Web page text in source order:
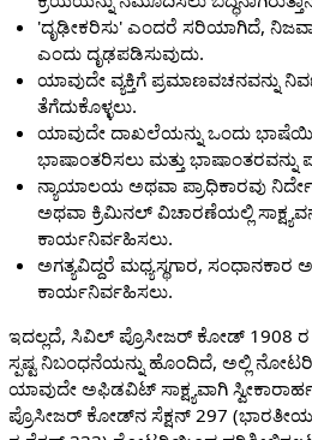
'ದೃಢೀಕರಿಸು' ಎಂದರೆ ಸರಿಯಾಗಿದೆ,
ಎಂದು ದೃಢಪಡಿಸುವುದು.
ಯಾವುದೇ ವ್ಯಕ್ತಿಗೆ
ತೆಗೆದುಕೊಳ್ಳಲು.
ಯಾವುದೇ ದಾಖಲೆಯನ್ನು ಒಂದು
ಭಾಷಾಂತರಿಸಲು ಮತ್ತು ಭಾಷಾಂತರವನ್ನು
ನ್ಯಾಯಾಲಯ ಅಥವಾ ಪ್ರಾಧಿಕಾರವು
ಅಥವಾ ಕ್ರಿಮಿನಲ್ ವಿಚಾರಣೆಯಲ್ಲಿ
ಕಾರ್ಯನಿರ್ವಹಿಸಲು.
ಅಗತ್ಯವಿದ್ದರೆ ಮಧ್ಯಸ್ಥಗಾರ, ಸಂಧಾನಕಾರ
ಕಾರ್ಯನಿರ್ವಹಿಸಲು.
ಇದಲ್ಲದೆ, ಸಿವಿಲ್ ಪ್ರೊಸೀಜರ್ ಕೋಡ್ 1908
ಸ್ಪಷ್ಟ ನಿಬಂಧನೆಯನ್ನು ಹೊಂದಿದೆ, ಅಲ್ಲಿ
ಯಾವುದೇ ಅಫಿಡವಿಟ್ ಸಾಕ್ಷ್ಯವಾಗಿ
ಪ್ರೊಸೀಜರ್ ಕೋಡ್‌ನ ಸೆಕ್ಷನ್ 297 (ಭಾರತೀಯ